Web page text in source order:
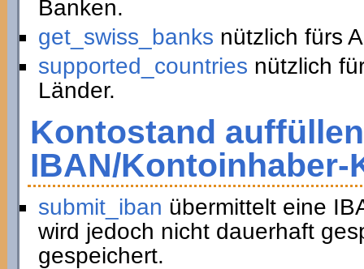
Banken.
get_swiss_banks nützlich fürs
supported_countries nützlich
Länder.
Kontostand
IBAN/Kontoinhaber-
submit_iban übermittelt eine
wird jedoch nicht dauerhaft
gespeichert.